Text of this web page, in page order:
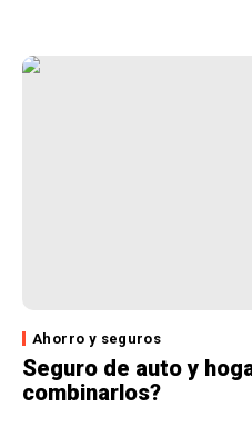
Ahorro y seguros
Seguro de auto y
combinarlos?